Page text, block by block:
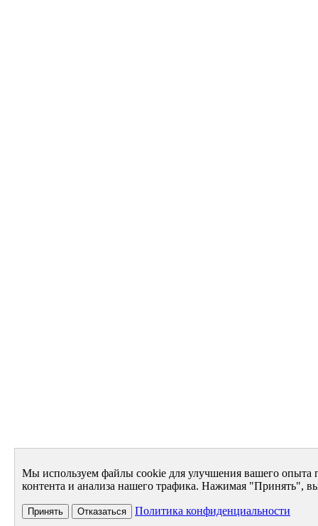
Мы используем файлы cookie для улучшения вашего опыта
контента и анализа нашего трафика. Нажимая "Принять",
Принять Отказаться Политика конфиденциальности